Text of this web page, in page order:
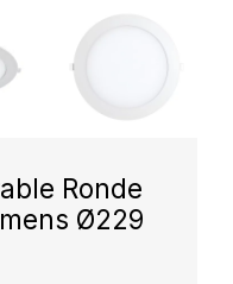
Ronde
Ø229